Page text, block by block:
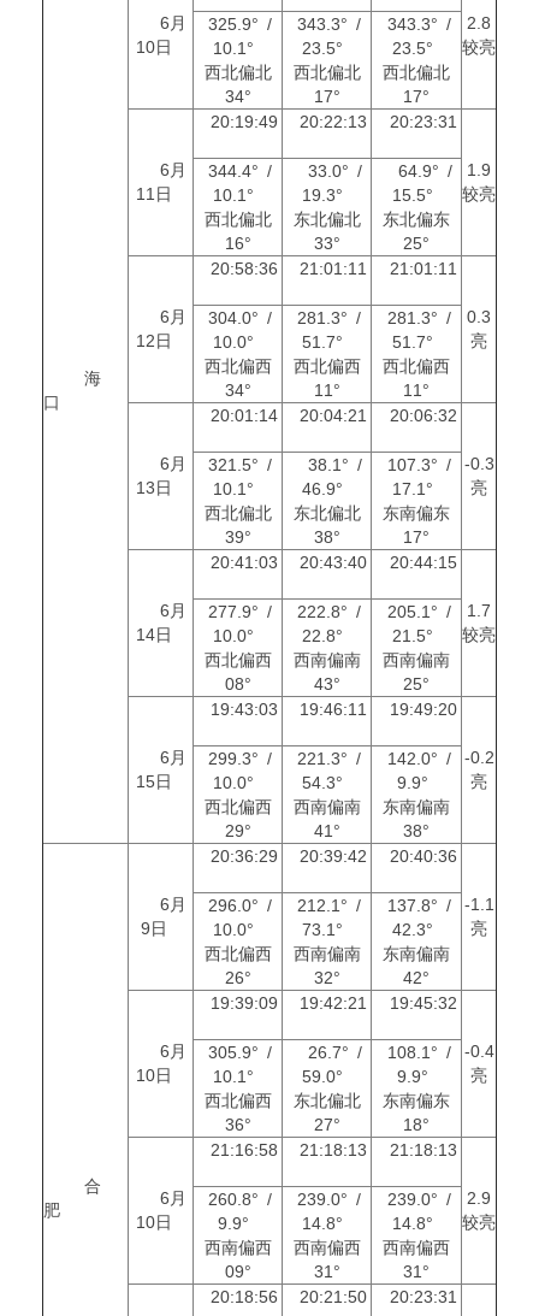
海
口
6月
10日
2.8
较亮
325.9° /
10.1°
西北偏北
34°
343.3° /
23.5°
西北偏北
17°
343.3° /
23.5°
西北偏北
17°
6月
11日
20:19:49 20:22:13 20:23:31
1.9
较亮
344.4° /
10.1°
西北偏北
16°
33.0° /
19.3°
东北偏北
33°
64.9° /
15.5°
东北偏东
25°
6月
12日
20:58:36 21:01:11 21:01:11
0.3
亮
304.0° /
10.0°
西北偏西
34°
281.3° /
51.7°
西北偏西
11°
281.3° /
51.7°
西北偏西
11°
6月
13日
20:01:14 20:04:21 20:06:32
-0.3
亮
321.5° /
10.1°
西北偏北
39°
38.1° /
46.9°
东北偏北
38°
107.3° /
17.1°
东南偏东
17°
6月
14日
20:41:03 20:43:40 20:44:15
1.7
较亮
277.9° /
10.0°
西北偏西
08°
222.8° /
22.8°
西南偏南
43°
205.1° /
21.5°
西南偏南
25°
6月
15日
19:43:03 19:46:11 19:49:20
-0.2
亮
299.3° /
10.0°
西北偏西
29°
221.3° /
54.3°
西南偏南
41°
142.0° /
9.9°
东南偏南
38°
合
肥
6月
9日
20:36:29 20:39:42 20:40:36
-1.1
亮
296.0° /
10.0°
西北偏西
26°
212.1° /
73.1°
西南偏南
32°
137.8° /
42.3°
东南偏南
42°
6月
10日
19:39:09 19:42:21 19:45:32
-0.4
亮
305.9° /
10.1°
西北偏西
36°
26.7° /
59.0°
东北偏北
27°
108.1° /
9.9°
东南偏东
18°
6月
10日
21:16:58 21:18:13 21:18:13
2.9
较亮
260.8° /
9.9°
西南偏西
09°
239.0° /
14.8°
西南偏西
31°
239.0° /
14.8°
西南偏西
31°
20:18:56 20:21:50 20:23:31